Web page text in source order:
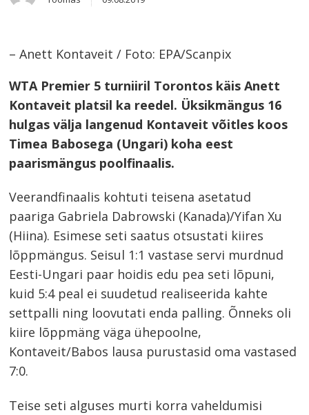
– Anett Kontaveit / Foto: EPA/Scanpix
WTA Premier 5 turniiril Torontos käis Anett
Kontaveit platsil ka reedel. Üksikmängus 16
hulgas välja langenud Kontaveit võitles koos
Timea Babosega (Ungari) koha eest
paarismängus poolfinaalis.
Veerandfinaalis kohtuti teisena asetatud
paariga Gabriela Dabrowski (Kanada)/Yifan Xu
(Hiina). Esimese seti saatus otsustati kiires
lõppmängus. Seisul 1:1 vastase servi murdnud
Eesti-Ungari paar hoidis edu pea seti lõpuni,
kuid 5:4 peal ei suudetud realiseerida kahte
settpalli ning loovutati enda palling. Õnneks oli
kiire lõppmäng väga ühepoolne,
Kontaveit/Babos lausa purustasid oma vastased
7:0.
Teise seti alguses murti korra vaheldumisi